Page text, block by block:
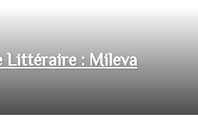
Littéraire : Mileva